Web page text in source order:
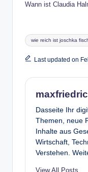
Wann ist Claudia
Tags:
wie reich ist joschka
Last updated on
Dasseite Ihr
Themen, neue
Inhalte aus
Wirtschaft,
Verstehen.
View All Posts